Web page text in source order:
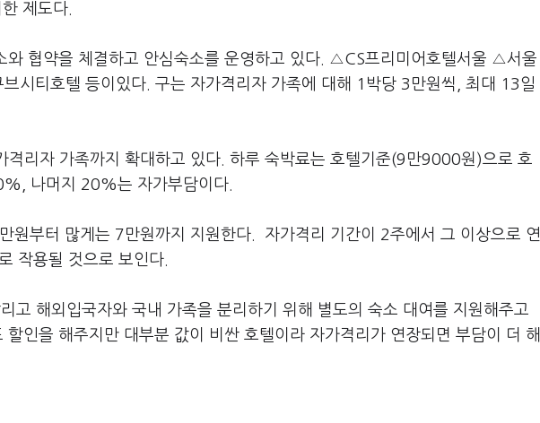
제도다.
와 협약을 체결하고 안심숙소를 운영하고 있다. △CS프리미어호텔서울 △서울
시티호텔 등이있다. 구는 자가격리자 가족에 대해 1박당 3만원씩, 최대 13일
격리자 가족까지 확대하고 있다. 하루 숙박료는 호텔기준(9만9000원)으로 호
나머지 20%는 자가부담이다.
원부터 많게는 7만원까지 지원한다. 자가격리 기간이 2주에서 그 이상으로 연
작용될 것으로 보인다.
고 해외입국자와 국내 가족을 분리하기 위해 별도의 숙소 대여를 지원해주고
인을 해주지만 대부분 값이 비싼 호텔이라 자가격리가 연장되면 부담이 더 해